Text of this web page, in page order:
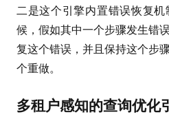
二是这个引擎内置错误恢复
候，假如其中一个步骤发生错
复这个错误，并且保持这个步
个重做。
多租户感知的查询优化